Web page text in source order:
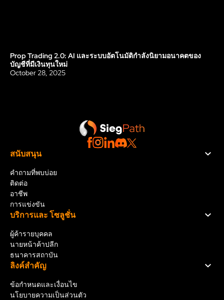
Blog
Prop Trading 2.0: AI และระบบอัตโนมัติกำลังนิยามอนาคตของ
บัญชีที่มีเงินทุนใหม่
October 28, 2025
สนับสนุน
คำถามที่พบบ่อย
ติดต่อ
อาชีพ
การแข่งขัน
บริการและ โซลูชั่น
ผู้ค้ารายบุคคล
นายหน้าค้าปลีก
ธนาคารสถาบัน
ลิงค์สําคัญ
ข้อกำหนดและเงื่อนไข
นโยบายความเป็นส่วนตัว